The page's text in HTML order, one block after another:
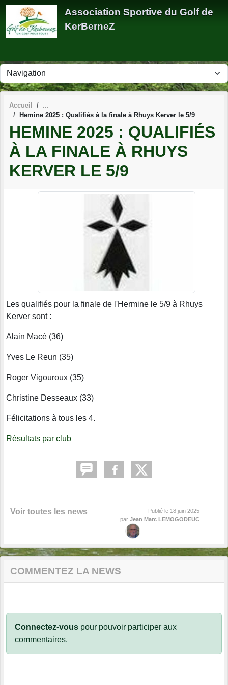
Association Sportive du Golf de
KerBerneZ
Accueil
Hemine 2025 : Qualifiés à la finale à Rhuys Kerver le 5/9
HEMINE 2025 : QUALIFIÉS
À LA FINALE À RHUYS
KERVER LE 5/9
Les qualifiés pour la finale de l'Hermine le 5/9 à Rhuys
Kerver sont :
Alain Macé (36)
Yves Le Reun (35)
Roger Vigouroux (35)
Christine Desseaux (33)
Félicitations à tous les 4.
Résultats par club
Voir toutes les news Publié le 18 juin 2025
par Jean Marc LEMOGODEUC
COMMENTEZ LA NEWS
Connectez-vous pour pouvoir participer aux
commentaires.
Panneau de gestion des cookies